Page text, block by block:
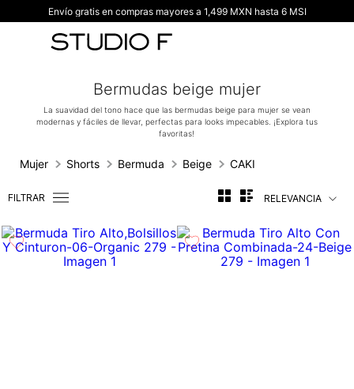
Envío gratis en compras mayores a 1,499 MXN hasta 6 MSI
Bermudas beige mujer
La suavidad del tono hace que las bermudas beige para mujer se vean
modernas y fáciles de llevar, perfectas para looks impecables. ¡Explora tus
favoritas!
Mujer Shorts Bermuda Beige CAKI
FILTRAR RELEVANCIA
TÉRMINOS MÁS BUSCADOS
vestidos
tiro alto
body studio f
8.
short
botas